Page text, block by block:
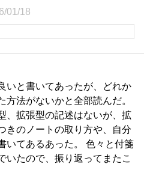
01/18
いと書いてあったが、どれか
方法がないかと全部読んだ。
、拡張型の記述はないが、拡
きのノートの取り方や、自分
いてあるあった。 色々と付箋
いたので、振り返ってまたこ